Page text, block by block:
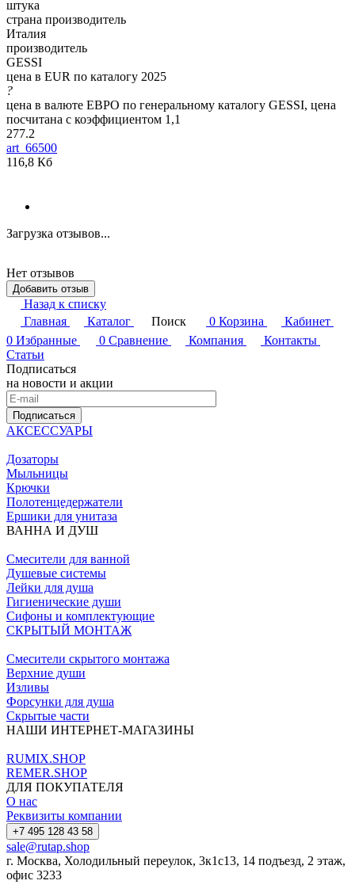
штука
страна производитель
Италия
производитель
GESSI
цена в EUR по каталогу 2025
?
цена в валюте ЕВРО по генеральному каталогу GESSI, цена
посчитана с коэффициентом 1,1
277.2
art_66500
116,8 Кб
Загрузка отзывов...
Нет отзывов
Добавить отзыв
Назад к списку
Главная
Каталог Поиск 0 Корзина
Кабинет
0 Избранные 0 Сравнение Компания
Контакты
Статьи
Подписаться
на новости и акции
Подписаться
АКСЕССУАРЫ
Дозаторы
Мыльницы
Крючки
Полотенцедержатели
Ершики для унитаза
ВАННА И ДУШ
Смесители для ванной
Душевые системы
Лейки для душа
Гигиенические души
Сифоны и комплектующие
СКРЫТЫЙ МОНТАЖ
Смесители скрытого монтажа
Верхние души
Изливы
Форсунки для душа
Скрытые части
НАШИ ИНТЕРНЕТ-МАГАЗИНЫ
RUMIX.SHOP
REMER.SHOP
ДЛЯ ПОКУПАТЕЛЯ
О нас
Реквизиты компании
+7 495 128 43 58
sale@rutap.shop
г. Москва, Холодильный переулок, 3к1с13, 14 подъезд, 2 этаж,
офис 3233